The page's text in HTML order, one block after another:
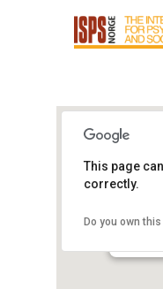
Kilden
og
S
This page
correctly.
Do you own